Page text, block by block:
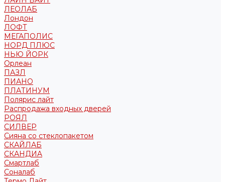
ЛЕОЛАБ
Лондон
ЛОФТ
МЕГАПОЛИС
НОРД ПЛЮС
НЬЮ ЙОРК
Орлеан
ПАЗЛ
ПИАНО
ПЛАТИНУМ
Полярис лайт
Распродажа входных дверей
РОЯЛ
СИЛВЕР
Сияна со стеклопакетом
СКАЙЛАБ
СКАНДИA
Смартлаб
Соналаб